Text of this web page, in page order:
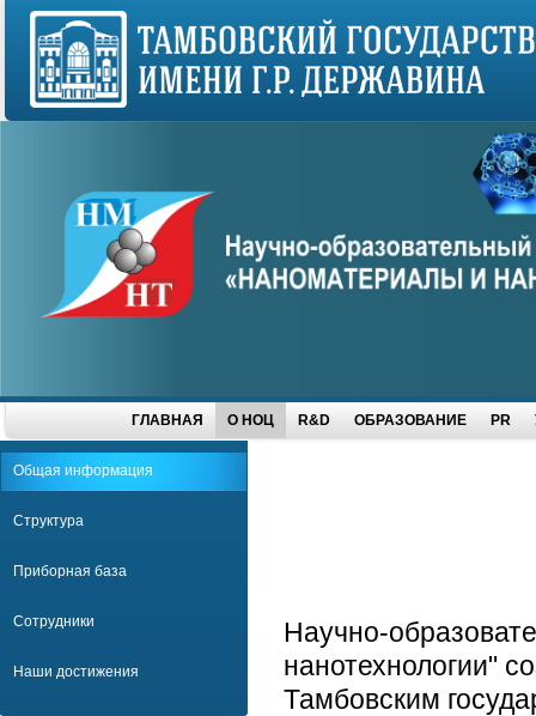
ГЛАВНАЯ О НОЦ R&D ОБРАЗОВАНИЕ PR
Общая информация
Структура
Приборная база
Сотрудники
Наши достижения
Научно-
нанотехнологии"
Тамбовским